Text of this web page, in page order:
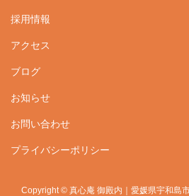
採用情報
アクセス
ブログ
お知らせ
お問い合わせ
プライバシーポリシー
Copyright © 真心庵 御殿内｜愛媛県宇和島